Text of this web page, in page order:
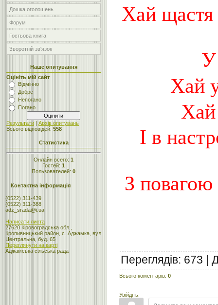
Дошка оголошень
Форум
Гостьова книга
Зворотній зв'язок
Наше опитування
Оцініть мій сайт
Відмінно
Добре
Непогано
Погано
Результати | Архів опитувань
Всього відповідей: 558
Статистика
Онлайн всего: 1
Гостей: 1
Пользователей: 0
Контактна інформація
(0522) 311-439
(0522) 311-388
adz_srada@i.ua
Написати листа
27620 Кіровоградська обл.,
Кропивницький район, с. Аджамка, вул.
Центральна, буд. 65
Переглянути на карті
Аджамська сільська рада
Хай щастя
У
Хай
Хай
І в
З
Переглядів: 673 |
Всього коментарів: 0
Увійдіть: